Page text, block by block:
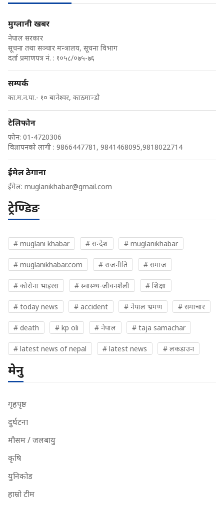
मुग्लानी खबर
नेपाल सरकार
सूचना तथा सञ्चार मन्त्रालय, सूचना विभाग
दर्ता प्रमाणपत्र नं. : १०५८/०७५-७६
सम्पर्क
का.म.न.पा.- १० बानेश्वर, काठमान्डौ
टेलिफोन
फोन: 01-4720306
विज्ञापनको लागी : 9866447781, 9841468095,9818022714
ईमेल ठेगाना
ईमेल: muglanikhabar@gmail.com
ट्रेण्डिङ
# muglani khabar # सन्देश # muglanikhabar
# muglanikhabar.com # राजनीति # समाज
# कोरोना भाइरस # स्वास्थ्य-जीवनशैली # शिक्षा
# today news # accident # नेपाल भ्रमण # समाचार
# death # kp oli # नेपाल # taja samachar
# latest news of nepal # latest news # लकडाउन
मेनु
गृहपृष्ठ
दुर्घटना
मौसम / जलबायु
कृषि
युनिकोड
हाम्रो टीम